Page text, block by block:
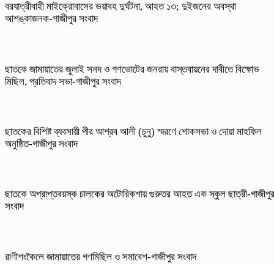
বরযাত্রীবাহী মাইক্রোবাসের ভয়াবহ দুর্ঘটনা, আহত ১৩; দুইজনের অবস্থা
আশঙ্কাজনক-গাজীপুর সংবাদ
ছাতকে জামায়াতের জুলাই সনদ ও গণভোটের জনরায় বাস্তবায়নের দাবীতে বিক্ষোভ
মিছিল, প্রতিবাদ সভা-গাজীপুর সংবাদ
ছাতকের বিশিষ্ট ব্যবসায়ী পীর আশ্রব আলী (চুনু) স্মরণে শোকসভা ও দোয়া মাহফিল
অনুষ্ঠিত-গাজীপুর সংবাদ
ছাতকে অপ্রাপ্তবয়স্ক চালকের অটোরিকশায় গুরুতর আহত এক স্কুল ছাত্রী-গাজীপুর
সংবাদ
রাণীশংকৈলে জামায়াতের গণমিছিল ও সমাবেশ-গাজীপুর সংবাদ